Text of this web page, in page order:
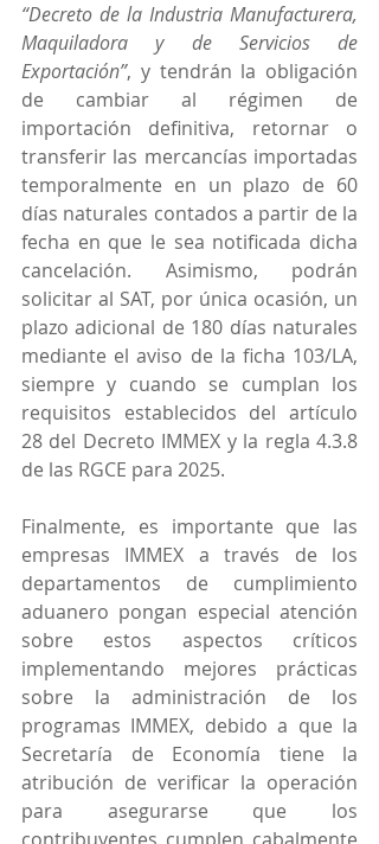
“Decreto de la Industria Manufacturera,
Maquiladora y de Servicios de
Exportación”, y tendrán la obligación
de cambiar al régimen de
importación definitiva, retornar o
transferir las mercancías importadas
temporalmente en un plazo de 60
días naturales contados a partir de la
fecha en que le sea notificada dicha
cancelación. Asimismo, podrán
solicitar al SAT, por única ocasión, un
plazo adicional de 180 días naturales
mediante el aviso de la ficha 103/LA,
siempre y cuando se cumplan los
requisitos establecidos del artículo
28 del Decreto IMMEX y la regla 4.3.8
de las RGCE para 2025.
Finalmente, es importante que las
empresas IMMEX a través de los
departamentos de cumplimiento
aduanero pongan especial atención
sobre estos aspectos críticos
implementando mejores prácticas
sobre la administración de los
programas IMMEX, debido a que la
Secretaría de Economía tiene la
atribución de verificar la operación
para asegurarse que los